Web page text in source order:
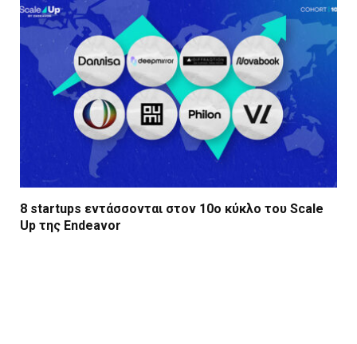
8 startups εντάσσονται στον 10ο κύκλο του Scale
Up της Endeavor